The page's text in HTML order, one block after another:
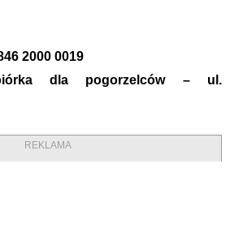
2000 0019
dla pogorzelców – ul.
REKLAMA